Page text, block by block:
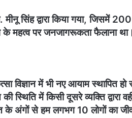
मीनू सिंह द्वारा किया गया, जिसमें
के महत्व पर जनजागरूकता फैलाना
विज्ञान में भी नए आयाम स्थापित हो
में किसी दूसरे व्यक्ति द्वारा
के अंगों से हम लगभग 10 लोगों का